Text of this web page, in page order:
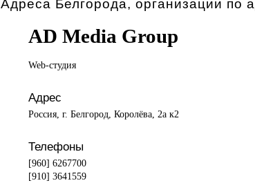
Адреса Белгорода, организации по
AD Media Group
Web-студия
Адрес
Россия, г. Белгород, Королёва, 2а к2
Телефоны
[960] 6267700
[910] 3641559